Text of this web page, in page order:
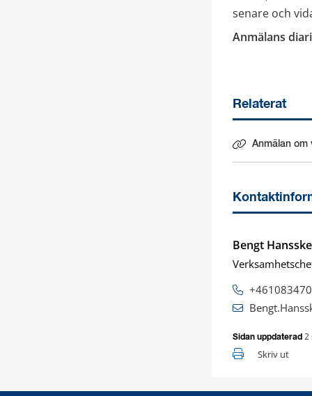
senare och
Anmälans
Relaterat
Anmälan om
Länk till
Bengt Hansske
Sidan uppdaterad 2
Skriv ut